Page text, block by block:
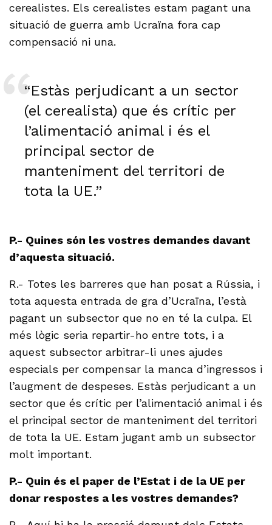
cerealistes. Els cerealistes estam pagant una
situació de guerra amb Ucraïna fora cap
compensació ni una.
“Estàs perjudicant a un sector
(el cerealista) que és crític per
l’alimentació animal i és el
principal sector de
manteniment del territori de
tota la UE.”
P.- Quines són les vostres demandes davant
d’aquesta situació.
R.- Totes les barreres que han posat a Rússia, i
tota aquesta entrada de gra d’Ucraïna, l’està
pagant un subsector que no en té la culpa. El
més lògic seria repartir-ho entre tots, i a
aquest subsector arbitrar-li unes ajudes
especials per compensar la manca d’ingressos i
l’augment de despeses. Estàs perjudicant a un
sector que és crític per l’alimentació animal i és
el principal sector de manteniment del territori
de tota la UE. Estam jugant amb un subsector
molt important.
P.- Quin és el paper de l’Estat i de la UE per
donar respostes a les vostres demandes?